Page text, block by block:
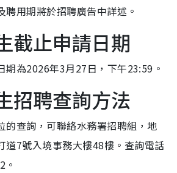
聘用期將於招聘廣告中詳述。
截止申請日期
期為2026年3月27日，下午23:59。
招聘查詢方法
的查詢，可聯絡水務署招聘組，地
道7號入境事務大樓48樓。查詢電話